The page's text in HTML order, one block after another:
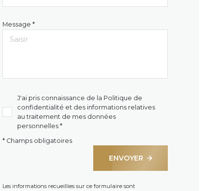
Message *
J'ai pris connaissance de la Politique de
confidentialité et des informations relatives
au traitement de mes données
personnelles *
* Champs obligatoires
ENVOYER
Les informations recueillies sur ce formulaire sont